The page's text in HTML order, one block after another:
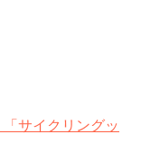
サイクリングッ